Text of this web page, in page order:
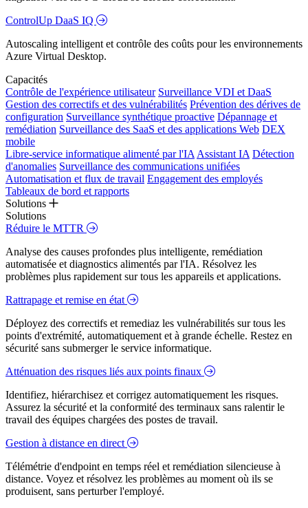
ControlUp DaaS IQ
Autoscaling intelligent et contrôle des coûts pour les environnements
Azure Virtual Desktop.
Capacités
Contrôle de l'expérience utilisateur Surveillance VDI et DaaS
Gestion des correctifs et des vulnérabilités Prévention des dérives de
configuration Surveillance synthétique proactive Dépannage et
remédiation Surveillance des SaaS et des applications Web DEX
mobile
Libre-service informatique alimenté par l'IA Assistant IA Détection
d'anomalies Surveillance des communications unifiées
Automatisation et flux de travail Engagement des employés
Tableaux de bord et rapports
Solutions
Solutions
Réduire le MTTR
Analyse des causes profondes plus intelligente, remédiation
automatisée et diagnostics alimentés par l'IA. Résolvez les
problèmes plus rapidement sur tous les appareils et applications.
Rattrapage et remise en état
Déployez des correctifs et remediaz les vulnérabilités sur tous les
points d'extrémité, automatiquement et à grande échelle. Restez en
sécurité sans submerger le service informatique.
Atténuation des risques liés aux points finaux
Identifiez, hiérarchisez et corrigez automatiquement les risques.
Assurez la sécurité et la conformité des terminaux sans ralentir le
travail des équipes chargées des postes de travail.
Gestion à distance en direct
Télémétrie d'endpoint en temps réel et remédiation silencieuse à
distance. Voyez et résolvez les problèmes au moment où ils se
produisent, sans perturber l'employé.